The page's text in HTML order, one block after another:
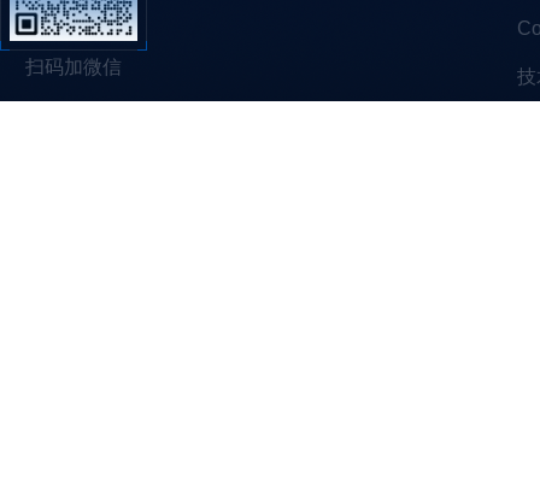
扫码加微信 技